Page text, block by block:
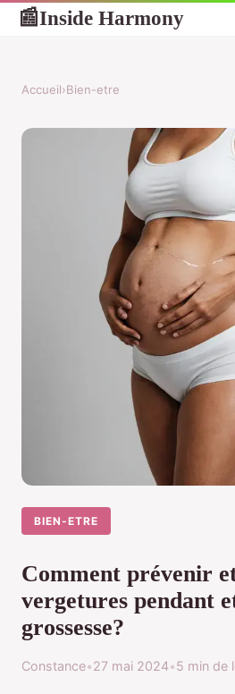
📰Inside Harmony
Accueil›Bien-etre
BIEN-ETRE
Comment prévenir
vergetures pendant
grossesse?
Constance•27 mai 2024•5 min de